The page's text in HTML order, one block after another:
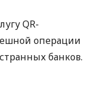
QR-
операции
банков.